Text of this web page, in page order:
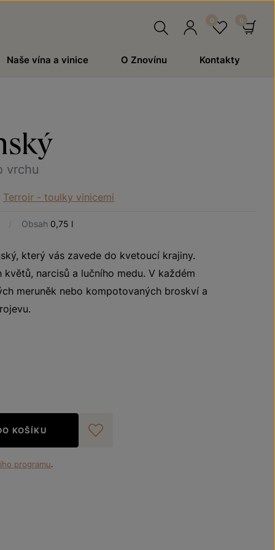
Naše vína a vinice O Znovínu Kontakty
vrchu
Terroir - toulky vinicemi
/ Obsah 0,75 l
který vás zavede do kvetoucí krajiny.
narcisů a lučního medu. V každém
meruněk nebo kompotovaných broskví a
KOŠÍKU
programu.